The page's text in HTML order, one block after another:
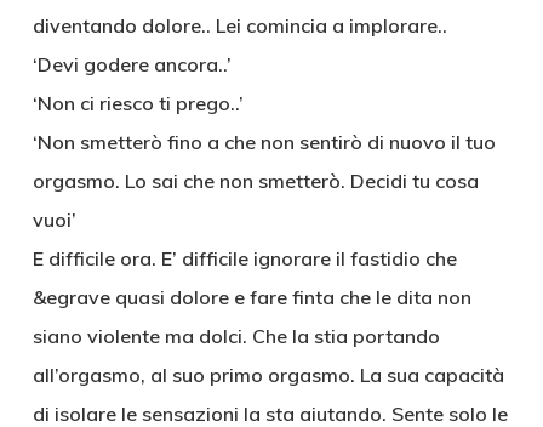
diventando dolore.. Lei comincia a implorare..
‘Devi godere ancora..’
‘Non ci riesco ti prego..’
‘Non smetterò fino a che non sentirò di nuovo il tuo
orgasmo. Lo sai che non smetterò. Decidi tu cosa
vuoi’
E difficile ora. E’ difficile ignorare il fastidio che
&egrave quasi dolore e fare finta che le dita non
siano violente ma dolci. Che la stia portando
all’orgasmo, al suo primo orgasmo. La sua capacità
di isolare le sensazioni la sta aiutando. Sente solo le